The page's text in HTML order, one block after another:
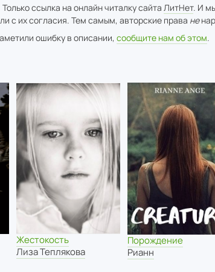
ссылка на онлайн читалку сайта ЛитНет. И
с их согласия. Тем самым, авторские права не
ошибку в описании, сообщите нам об этом.
Жестокость
Лиза Теплякова
Порождение
Рианн